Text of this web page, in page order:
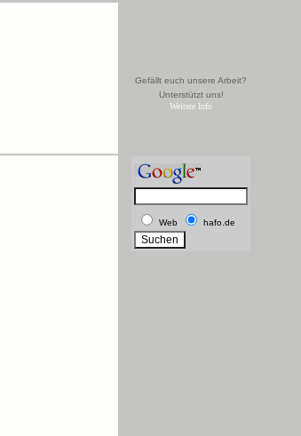
Gefällt euch unsere Arbeit?
Unterstützt uns!
Weitere Info
Web hafo.de